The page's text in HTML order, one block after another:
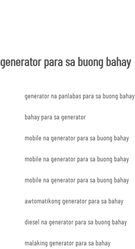
generator para sa buong bahay
generator na panlabas para sa buong bahay
bahay para sa generator
mobile na generator para sa buong bahay
mobile na generator para sa buong bahay
mobile na generator para sa buong bahay
awtomatikong generator para sa bahay
diesel na generator para sa buong bahay
malaking generator para sa bahay